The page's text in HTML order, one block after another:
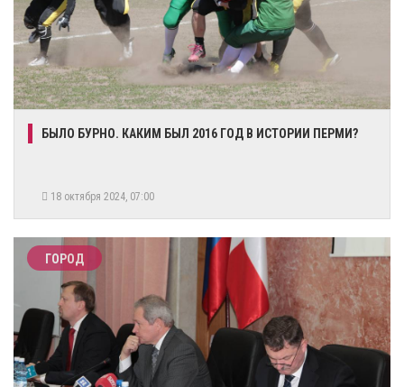
БЫЛО БУРНО. КАКИМ БЫЛ 2016 ГОД В ИСТОРИИ ПЕРМИ?
18 октября 2024, 07:00
ГОРОД